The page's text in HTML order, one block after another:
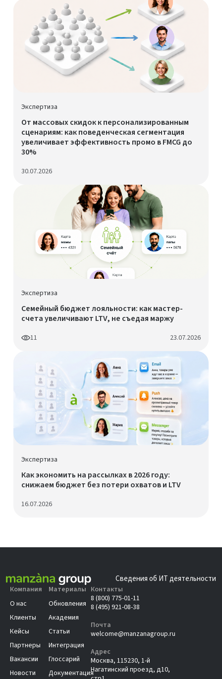
Экспертиза
От массовых скидок к персонализированным
сценариям: как поведенческая сегментация
увеличивает эффективность промо в FMCG до
30%
30.07.2026
Экспертиза
Семейный бюджет лояльности: как мастер-
счета увеличивают LTV, не съедая маржу
11 23.07.2026
Экспертиза
Как экономить на рассылках в 2026 году:
снижаем бюджет без потери охватов и LTV
16.07.2026
Сведения об ИТ деятельности
Компания
О нас
Клиенты
Кейсы
Партнеры
Вакансии
Новости
Материалы
Обновления
Академия
Статьи
Интеграция
Глоссарий
Документация
Контакты
8 (800) 775-01-11
8 (495) 921-08-38
Почта
welcome@manzanagroup.ru
Адрес
Москва, 115230, 1-й
Нагатинский проезд, д10,